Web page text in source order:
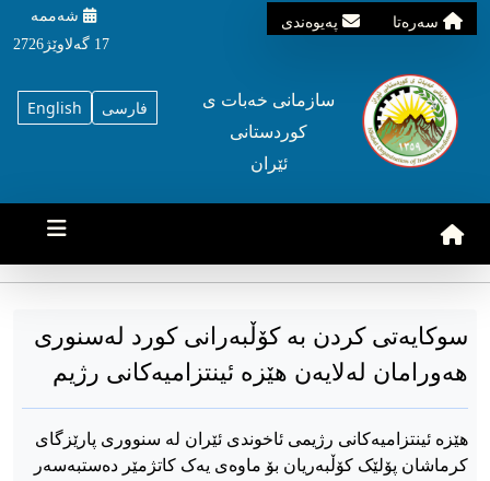
سه‌ره‌تا په‌یوه‌ندی
شه‌ممه‌
17 گه‌لاوێژ2726
English فارسی
سازمانی خه‌بات ی
کوردستانی
ئێران
سوکایەتی کردن بە کۆڵبەرانی کورد لەسنوری
هەورامان لەلایەن هێزە ئینتزامیەکانی رژیم
هێزە ئینتزامیەکانی رژیمی ئاخوندی ئێران لە سنووری پارێزگای
کرماشان پۆلێک کۆڵبەریان بۆ ماوەی یەک کاتژمێر دەستبەسەر